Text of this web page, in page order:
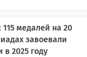
115 медалей на 20
завоевали
2025 году